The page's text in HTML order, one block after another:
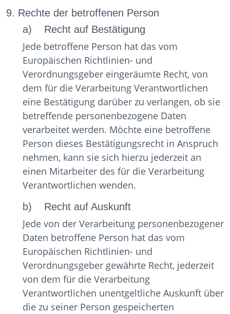
9. Rechte der betroffenen Person
a) Recht auf Bestätigung
Jede betroffene Person hat das vom
Europäischen Richtlinien- und
Verordnungsgeber eingeräumte Recht, von
dem für die Verarbeitung Verantwortlichen
eine Bestätigung darüber zu verlangen, ob sie
betreffende personenbezogene Daten
verarbeitet werden. Möchte eine betroffene
Person dieses Bestätigungsrecht in Anspruch
nehmen, kann sie sich hierzu jederzeit an
einen Mitarbeiter des für die Verarbeitung
Verantwortlichen wenden.
b) Recht auf Auskunft
Jede von der Verarbeitung personenbezogener
Daten betroffene Person hat das vom
Europäischen Richtlinien- und
Verordnungsgeber gewährte Recht, jederzeit
von dem für die Verarbeitung
Verantwortlichen unentgeltliche Auskunft über
die zu seiner Person gespeicherten